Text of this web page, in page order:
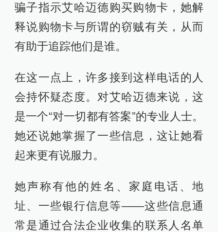
骗子指示艾哈迈德购买购物卡，她解
释说购物卡与所谓的窃贼有关，从而
有助于追踪他们是谁。
在这一点上，许多接到这样电话的人
会持怀疑态度。对艾哈迈德来说，这
是一个“对一切都有答案”的专业人士。
她还说她掌握了一些信息，这让她看
起来更有说服力。
她声称有他的姓名、家庭电话、地
址、一些银行信息等——这些信息通
常是通过合法企业收集的联系人名单